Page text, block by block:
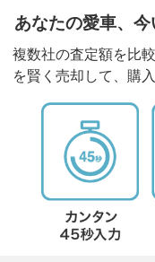
あなたの愛車、今
複数社の査定額を比
を賢く売却して、購